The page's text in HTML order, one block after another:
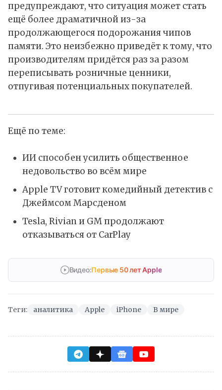
предупреждают, что ситуация может стать
ещё более драматичной из-за
продолжающегося подорожания чипов
памяти. Это неизбежно приведёт к тому, что
производителям придётся раз за разом
переписывать розничные ценники,
отпугивая потенциальных покупателей.
Ещё по теме:
ИИ способен усилить общественное
недовольство во всём мире
Apple TV готовит комедийный детектив с
Джеймсом Марсденом
Tesla, Rivian и GM продолжают
отказываться от CarPlay
Видео:Первые 50 лет Apple
Теги: аналитика Apple iPhone В мире